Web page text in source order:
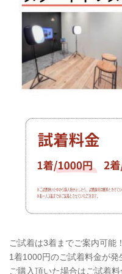
ご試着は3着までご案内可能！
1着1000円のご試着料金が発
ご購入頂いた場合はご試着料